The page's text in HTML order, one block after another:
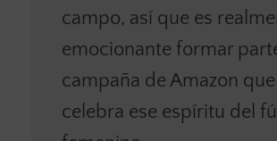
campo, así que es
emocionante formar
campaña de Amazon que
celebra ese espíritu del